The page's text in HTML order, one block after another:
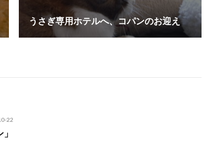
うさぎ専用ホテルへ、コパンのお迎え
22